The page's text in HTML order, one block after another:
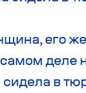
его
деле
в